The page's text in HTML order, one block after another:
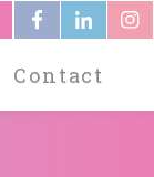
Contact